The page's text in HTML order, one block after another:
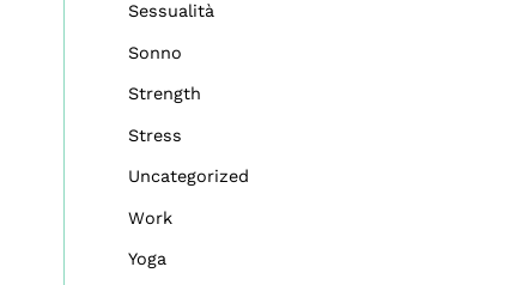
Sessualità
Sonno
Strength
Stress
Uncategorized
Work
Yoga